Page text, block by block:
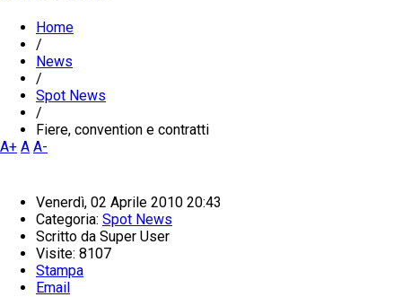
Home
/
News
/
Spot News
/
Fiere, convention e contratti
A+ A A-
Venerdì, 02 Aprile 2010 20:43
Categoria: Spot News
Scritto da Super User
Visite: 8107
Stampa
Email